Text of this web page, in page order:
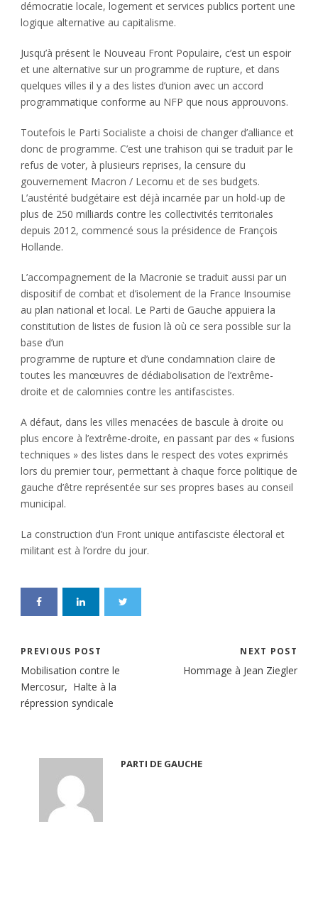
démocratie locale, logement et services publics portent une
logique alternative au capitalisme.
Jusqu’à présent le Nouveau Front Populaire, c’est un espoir
et une alternative sur un programme de rupture, et dans
quelques villes il y a des listes d’union avec un accord
programmatique conforme au NFP que nous approuvons.
Toutefois le Parti Socialiste a choisi de changer d’alliance et
donc de programme. C’est une trahison qui se traduit par le
refus de voter, à plusieurs reprises, la censure du
gouvernement Macron / Lecornu et de ses budgets.
L’austérité budgétaire est déjà incarnée par un hold-up de
plus de 250 milliards contre les collectivités territoriales
depuis 2012, commencé sous la présidence de François
Hollande.
L’accompagnement de la Macronie se traduit aussi par un
dispositif de combat et d’isolement de la France Insoumise
au plan national et local. Le Parti de Gauche appuiera la
constitution de listes de fusion là où ce sera possible sur la
base d’un
programme de rupture et d’une condamnation claire de
toutes les manœuvres de dédiabolisation de l’extrême-
droite et de calomnies contre les antifascistes.
A défaut, dans les villes menacées de bascule à droite ou
plus encore à l’extrême-droite, en passant par des « fusions
techniques » des listes dans le respect des votes exprimés
lors du premier tour, permettant à chaque force politique de
gauche d’être représentée sur ses propres bases au conseil
municipal.
La construction d’un Front unique antifasciste électoral et
militant est à l’ordre du jour.
PREVIOUS POST
Mobilisation contre le
Mercosur, Halte à la
répression syndicale
NEXT POST
Hommage à Jean Ziegler
PARTI DE GAUCHE